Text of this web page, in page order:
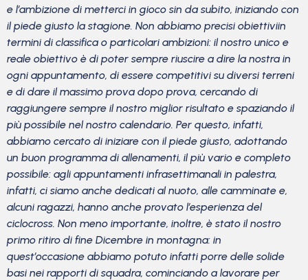
e l’ambizione di metterci in gioco sin da subito, iniziando con
il piede giusto la stagione. Non abbiamo precisi obiettiviin
termini di classifica o particolari ambizioni: il nostro unico e
reale obiettivo è di poter sempre riuscire a dire la nostra in
ogni appuntamento, di essere competitivi su diversi terreni
e di dare il massimo prova dopo prova, cercando di
raggiungere sempre il nostro miglior risultato e spaziando il
più possibile nel nostro calendario. Per questo, infatti,
abbiamo cercato di iniziare con il piede giusto, adottando
un buon programma di allenamenti, il più vario e completo
possibile: agli appuntamenti infrasettimanali in palestra,
infatti, ci siamo anche dedicati al nuoto, alle camminate e,
alcuni ragazzi, hanno anche provato l’esperienza del
ciclocross. Non meno importante, inoltre, è stato il nostro
primo ritiro di fine Dicembre in montagna: in
quest’occasione abbiamo potuto infatti porre delle solide
basi nei rapporti di squadra, cominciando a lavorare per